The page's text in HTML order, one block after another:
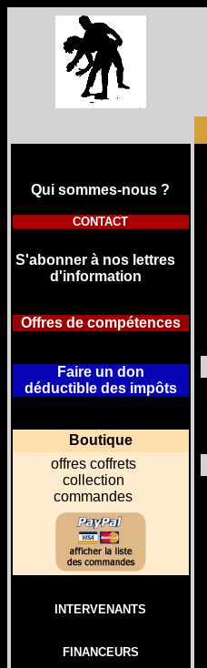
Qui sommes-nous ?
CONTACT
S'abonner à nos lettres
d'information
Offres de compétences
Faire un don
déductible des impôts
Boutique
offres coffrets
collection
commandes
INTERVENANTS
FINANCEURS